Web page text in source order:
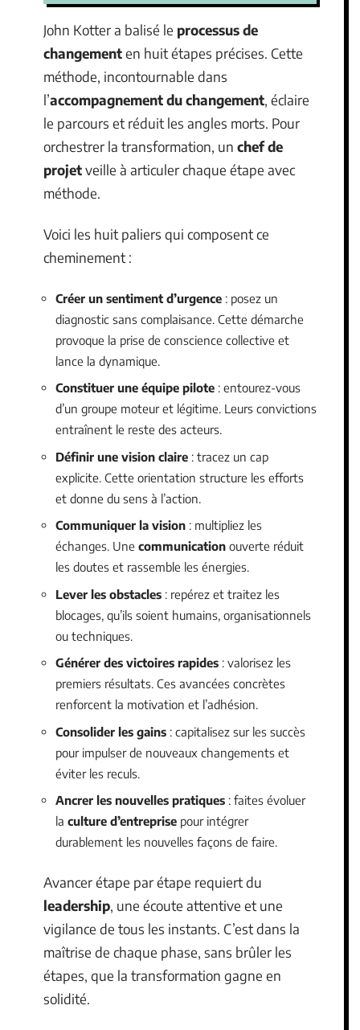
John Kotter a balisé le processus de
changementen huit étapes précises. Cette
méthode, incontournable dans
l’accompagnement du changement, éclaire
le parcours et réduit les angles morts. Pour
orchestrer la transformation, un chef de
projetveille à articuler chaque étape avec
méthode.
Voici les huit paliers qui composent ce
cheminement :
Créer un sentiment d’urgence : posez un
diagnostic sans complaisance. Cette démarche
provoque la prise de conscience collective et
lance la dynamique.
Constituer une équipe pilote : entourez-vous
d’un groupe moteur et légitime. Leurs convictions
entraînent le reste des acteurs.
Définir une vision claire : tracez un cap
explicite. Cette orientation structure les efforts
et donne du sens à l’action.
Communiquer la vision : multipliez les
échanges. Une communication ouverte réduit
les doutes et rassemble les énergies.
Lever les obstacles : repérez et traitez les
blocages, qu’ils soient humains, organisationnels
ou techniques.
Générer des victoires rapides : valorisez les
premiers résultats. Ces avancées concrètes
renforcent la motivation et l’adhésion.
Consolider les gains : capitalisez sur les succès
pour impulser de nouveaux changements et
éviter les reculs.
Ancrer les nouvelles pratiques : faites évoluer
la culture d’entreprise pour intégrer
durablement les nouvelles façons de faire.
Avancer étape par étape requiert du
leadership, une écoute attentive et une
vigilance de tous les instants. C’est dans la
maîtrise de chaque phase, sans brûler les
étapes, que la transformation gagne en
solidité.